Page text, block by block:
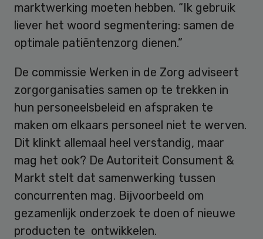
marktwerking moeten hebben. “Ik gebruik
liever het woord segmentering: samen de
optimale patiëntenzorg dienen.”
De commissie Werken in de Zorg adviseert
zorgorganisaties samen op te trekken in
hun personeelsbeleid en afspraken te
maken om elkaars personeel niet te werven.
Dit klinkt allemaal heel verstandig, maar
mag het ook? De Autoriteit Consument &
Markt stelt dat samenwerking tussen
concurrenten mag. Bijvoorbeeld om
gezamenlijk onderzoek te doen of nieuwe
producten te ontwikkelen.